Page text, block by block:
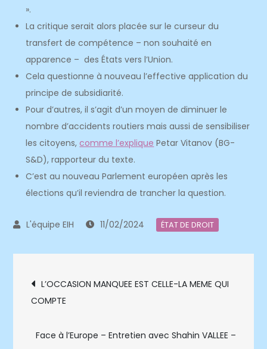
».
La critique serait alors placée sur le curseur du
transfert de compétence – non souhaité en
apparence – des États vers l’Union.
Cela questionne à nouveau l’effective application du
principe de subsidiarité.
Pour d’autres, il s’agit d’un moyen de diminuer le
nombre d’accidents routiers mais aussi de sensibiliser
les citoyens, comme l’explique Petar Vitanov (BG-
S&D), rapporteur du texte.
C’est au nouveau Parlement européen après les
élections qu’il reviendra de trancher la question.
11/02/2024 ÉTAT DE DROIT
Navigation
de
L’OCCASION MANQUEE EST CELLE-LA MEME QUI
COMPTE
Face à l’Europe – Entretien avec Shahin VALLEE –